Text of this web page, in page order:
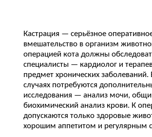
Кастрация — серьёзное
вмешательство в организм
операцией кота должны
специалисты — кардиолог и
предмет хронических заболеваний.
случаях потребуются
исследования — анализ мочи,
биохимический анализ крови. К
допускаются только здоровые
хорошим аппетитом и регулярным